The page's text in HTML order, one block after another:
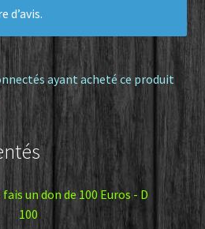
d’avis.
ayant acheté ce produit